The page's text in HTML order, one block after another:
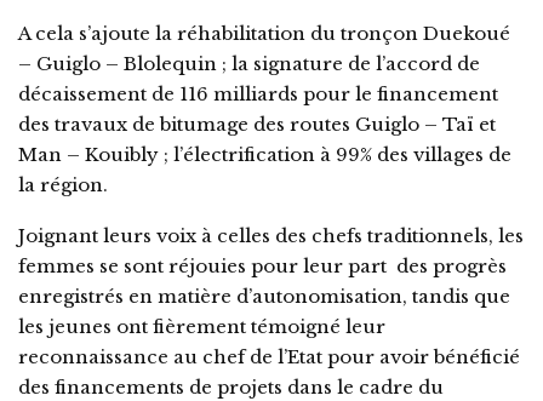
A cela s’ajoute la réhabilitation du tronçon Duekoué
– Guiglo – Blolequin ; la signature de l’accord de
décaissement de 116 milliards pour le financement
des travaux de bitumage des routes Guiglo – Taï et
Man – Kouibly ; l’électrification à 99% des villages de
la région.
Joignant leurs voix à celles des chefs traditionnels, les
femmes se sont réjouies pour leur part des progrès
enregistrés en matière d’autonomisation, tandis que
les jeunes ont fièrement témoigné leur
reconnaissance au chef de l’Etat pour avoir bénéficié
des financements de projets dans le cadre du